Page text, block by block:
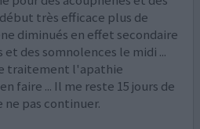
très efficace plus de
diminués en effet secondaire
des somnolences le midi ...
traitement l'apathie
faire ... Il me reste 15 jours de
pas continuer.